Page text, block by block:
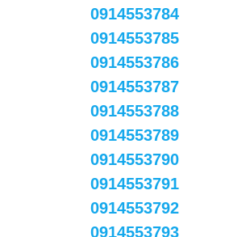
0914553784
0914553785
0914553786
0914553787
0914553788
0914553789
0914553790
0914553791
0914553792
0914553793